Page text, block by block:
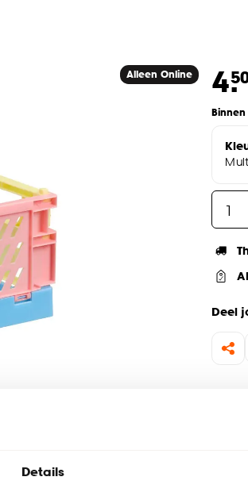
Details
Alleen Online 4.
Deel